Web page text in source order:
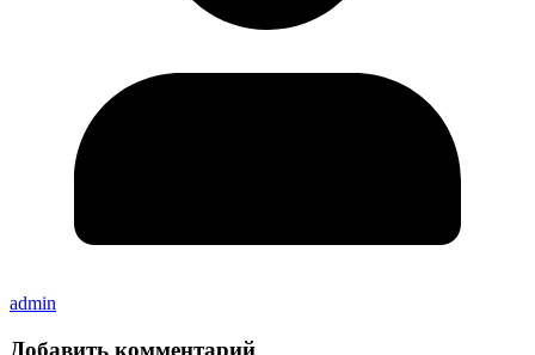
admin
Добавить комментарий